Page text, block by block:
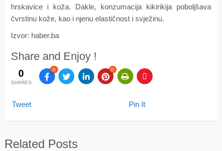
hrskavice i koža. Dakle, konzumacija kikirikija poboljšava
čvrstinu kože, kao i njenu elastičnost i svježinu.
Izvor: haber.ba
Share and Enjoy !
0
SHARES
0 0
Tweet Pin It
Related Posts